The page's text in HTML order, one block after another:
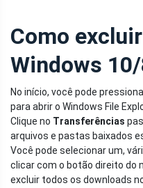
Como
Windows
No início, você pode
para abrir o Windows File
Clique no Transferências
arquivos e pastas baixados
Você pode selecionar um,
clicar com o botão direito do
excluir todos os downloads